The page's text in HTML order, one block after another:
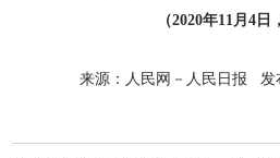
（2020年11月4日
来源：人民网－人民日报 发